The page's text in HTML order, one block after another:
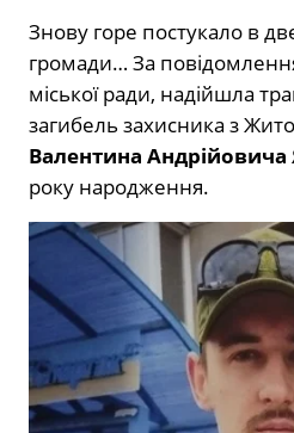
Знову горе постукало в
громади… За
міської ради, надійшла
загибель захисника з
Валентина
року народження.